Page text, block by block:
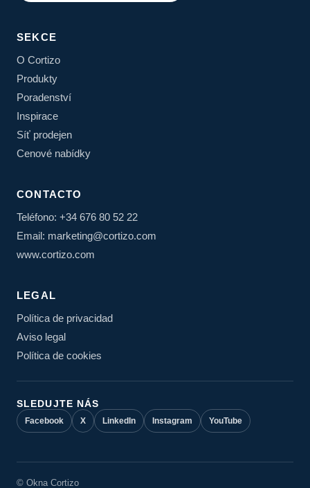
SEKCE
O Cortizo
Produkty
Poradenství
Inspirace
Síť prodejen
Cenové nabídky
CONTACTO
Teléfono: +34 676 80 52 22
Email: marketing@cortizo.com
www.cortizo.com
LEGAL
Política de privacidad
Aviso legal
Política de cookies
SLEDUJTE NÁS
Facebook X LinkedIn Instagram YouTube
© Okna Cortizo